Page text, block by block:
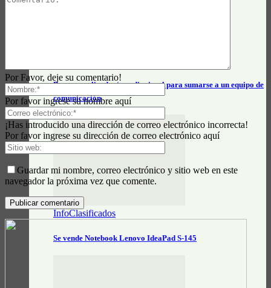
Buscan realizador/a audiovisual para sumarse a un equipo de
comunicación
InfoClasificados
Se vende Notebook Lenovo IdeaPad S-145
Por Favor, deje su comentario!
Por favor ingrese su nombre aquí
¡Has introducido una dirección de correo electrónico incorrecta!
Por favor ingrese su dirección de correo electrónico aquí
Guardar mi nombre, correo electrónico y sitio web en este
navegador la próxima vez que comente.